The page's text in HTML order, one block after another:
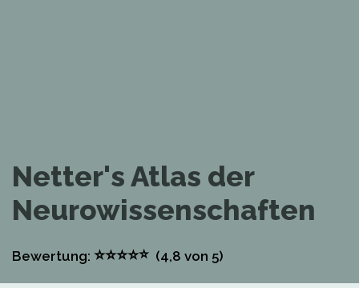
Netter's Atlas der
Neurowissenschaften
Bewertung: ⭐⭐⭐⭐⭐ (4,8 von 5)